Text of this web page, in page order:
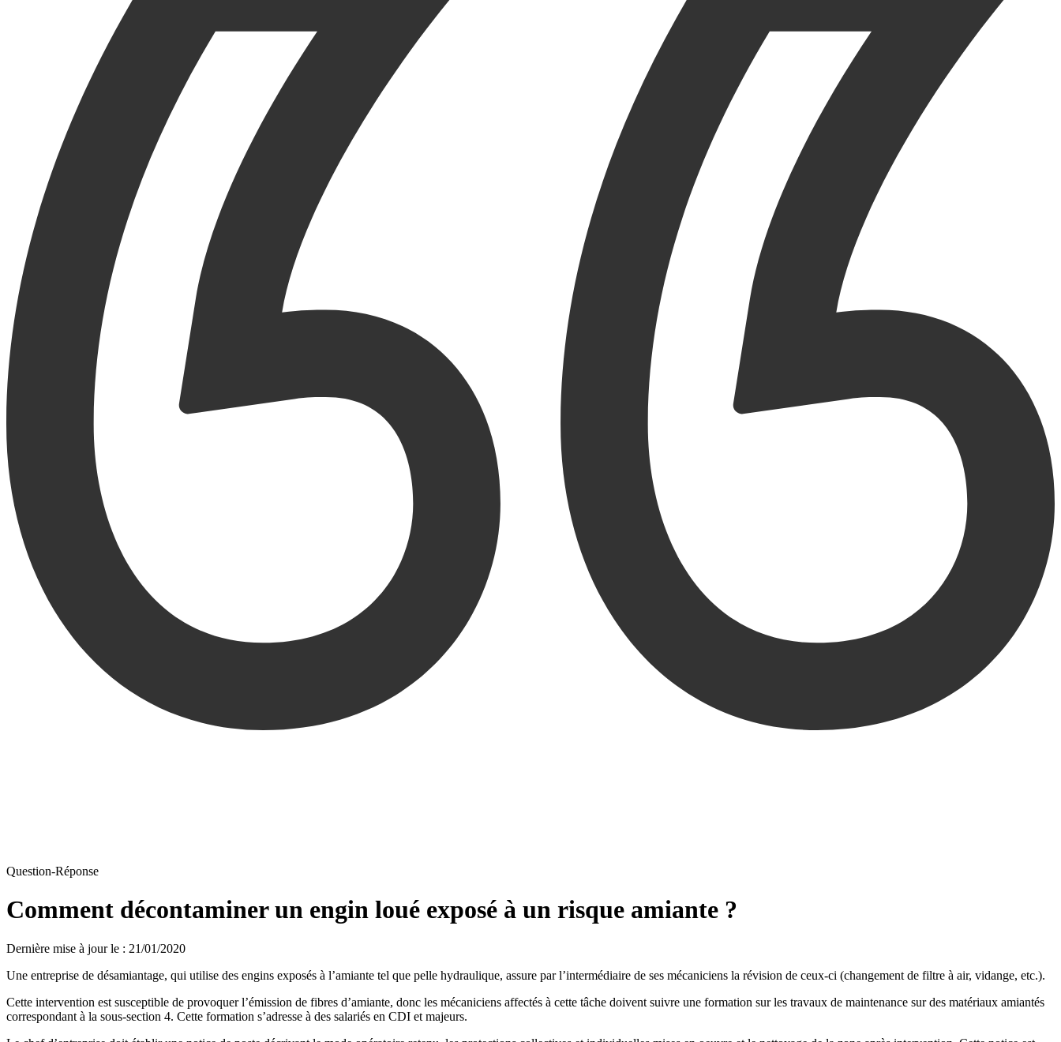
Question-Réponse
Comment décontaminer un engin loué exposé à un risque amiante ?
Dernière mise à jour le : 21/01/2020
Une entreprise de désamiantage, qui utilise des engins exposés à l’amiante tel que pelle hydraulique, assure par l’intermédiaire de ses mécaniciens la révision de ceux-ci (changement de filtre à air, vidange, etc.).
Cette intervention est susceptible de provoquer l’émission de fibres d’amiante, donc les mécaniciens affectés à cette tâche doivent suivre une formation sur les travaux de maintenance sur des matériaux amiantés
correspondant à la sous-section 4. Cette formation s’adresse à des salariés en CDI et majeurs.